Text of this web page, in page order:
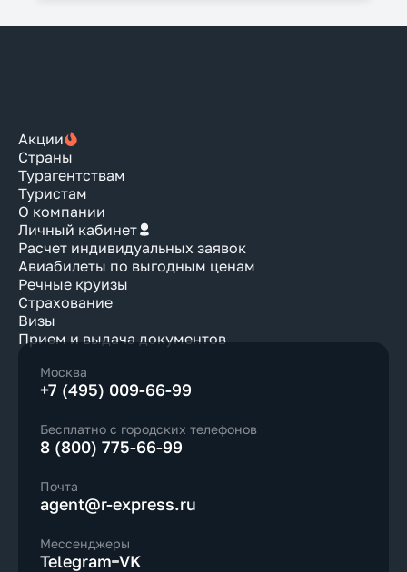
Акции
Страны
Турагентствам
Туристам
О компании
Личный кабинет
Расчет индивидуальных заявок
Авиабилеты по выгодным ценам
Речные круизы
Страхование
Визы
Прием и выдача документов
Москва
+7 (495) 009-66-99
Бесплатно с городских телефонов
8 (800) 775-66-99
Почта
agent@r-express.ru
Мессенджеры
Telegram VK